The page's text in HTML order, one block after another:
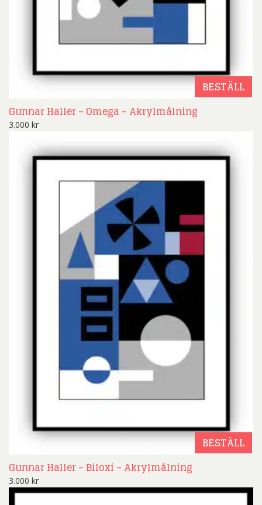
BESTÄLL
Gunnar Haller – Omega – Akrylmålning
3.000 kr
BESTÄLL
Gunnar Haller – Biloxi – Akrylmålning
3.000 kr